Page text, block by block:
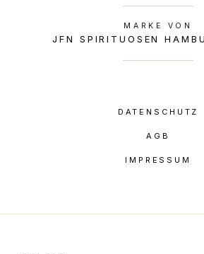
MARKE VON
JFN SPIRITUOSEN
DATENSCHUTZ
AGB
IMPRESSUM